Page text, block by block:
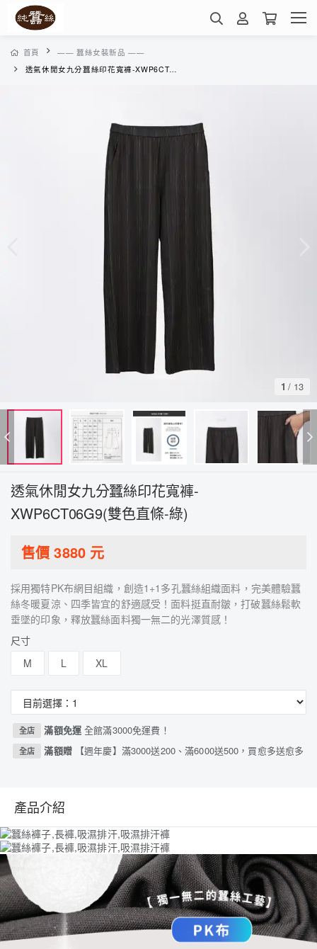
首頁
—— 蠶絲女裝新品 ——
透氣休閒女九分蠶絲印花寬褲-XWP6CT06G9(雙色直條-綠)
1 / 13
透氣休閒女九分蠶絲印花寬褲-
XWP6CT06G9(雙色直條-綠)
售價3880元
採用獨特PK布網目組織，創造1+1多孔蠶絲組織面料，完美體驗蠶
絲冬暖夏涼、四季皆宜的舒適感受！面料挺直耐皺，打破蠶絲鬆軟
垂墜的印象，釋放蠶絲面料獨一無二的光澤質感！
尺寸
M
L XL
全店 滿額免運全館滿3000免運費！
全店 滿額贈 【週年慶】滿3000送200、滿6000送500，買愈多送愈多
產品介紹